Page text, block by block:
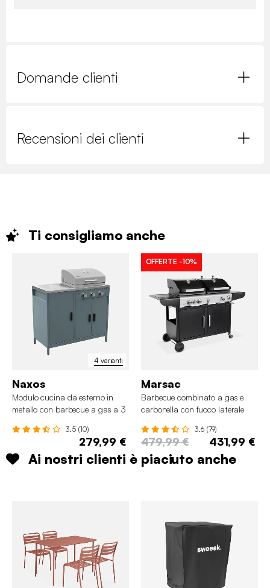
Domande clienti
Recensioni dei clienti
Ti consigliamo anche
4 varianti
Naxos
Modulo cucina da esterno in
metallo con barbecue a gas a 3
3.5 (10)
279,99 €
OFFERTE -10%
Marsac
Barbecue combinato a gas e
carbonella con fuoco laterale
3.6 (79)
479,99 € 431,99 €
Ai nostri clienti è piaciuto anche